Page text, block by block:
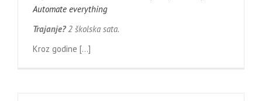
Automate everything
Trajanje?2 školska sata.
Kroz godine […]